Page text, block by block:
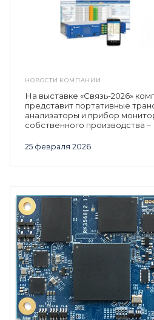
НОВОСТИ КОМПАНИИ
25 февраля 2026
На выставке «Связь-2026»
представит портативные
анализаторы и прибор
собственного производства